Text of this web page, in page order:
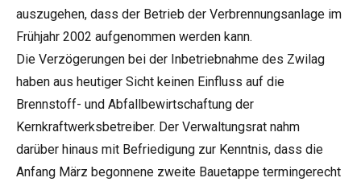
auszugehen, dass der Betrieb der Verbrennungsanlage im
Frühjahr 2002 aufgenommen werden kann.
Die Verzögerungen bei der Inbetriebnahme des Zwilag
haben aus heutiger Sicht keinen Einfluss auf die
Brennstoff- und Abfallbewirtschaftung der
Kernkraftwerksbetreiber. Der Verwaltungsrat nahm
darüber hinaus mit Befriedigung zur Kenntnis, dass die
Anfang März begonnene zweite Bauetappe termingerecht